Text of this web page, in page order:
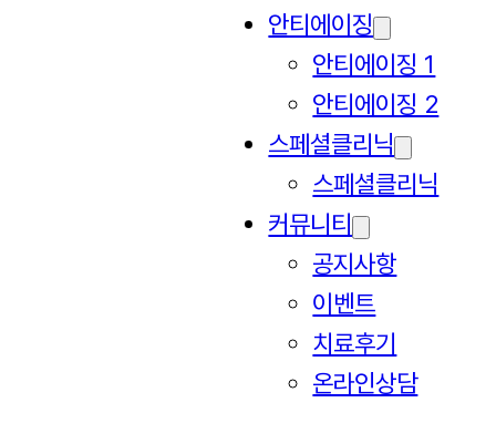
안티에이징
안티에이징 1
안티에이징 2
스페셜클리닉
스페셜클리닉
커뮤니티
공지사항
이벤트
치료후기
온라인상담